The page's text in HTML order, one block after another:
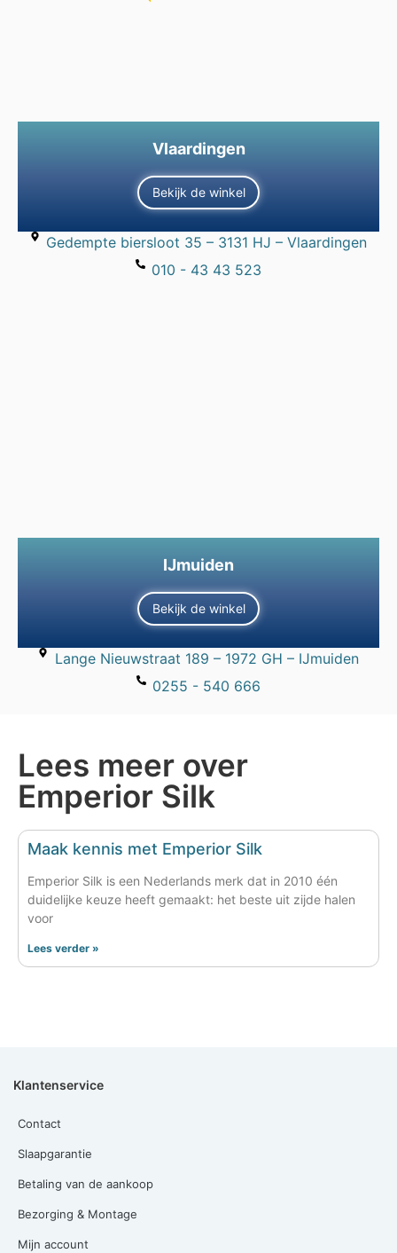
Vlaardingen
Bekijk de winkel
Gedempte biersloot 35 – 3131 HJ – Vlaardingen
010 - 43 43 523
IJmuiden
Bekijk de winkel
Lange Nieuwstraat 189 – 1972 GH – IJmuiden
0255 - 540 666
Lees meer over
Emperior Silk
Maak kennis met Emperior Silk
Emperior Silk is een Nederlands merk dat in 2010 één
duidelijke keuze heeft gemaakt: het beste uit zijde halen
voor
Lees verder »
Klantenservice
Contact
Slaapgarantie
Betaling van de aankoop
Bezorging & Montage
Mijn account